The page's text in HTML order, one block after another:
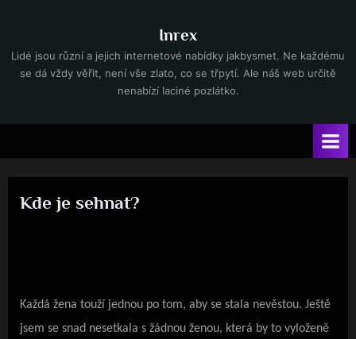
content
Inrex
Lidé jsou různí a jejich internetové nabídky jakbysmet. Ne každému
se dá vždy věřit, není vše zlato, co se třpytí. Ale náš web určitě
nenabízí laciné pozlátko.
Kde je sehnat?
Každá žena touží jednou po tom, aby se stala nevěstou. Ještě
jsem se snad nesetkala s žádnou ženou, která by to vyloženě